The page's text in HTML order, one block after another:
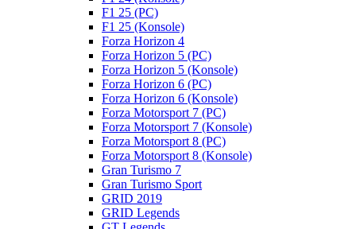
F1 25 (PC)
F1 25 (Konsole)
Forza Horizon 4
Forza Horizon 5 (PC)
Forza Horizon 5 (Konsole)
Forza Horizon 6 (PC)
Forza Horizon 6 (Konsole)
Forza Motorsport 7 (PC)
Forza Motorsport 7 (Konsole)
Forza Motorsport 8 (PC)
Forza Motorsport 8 (Konsole)
Gran Turismo 7
Gran Turismo Sport
GRID 2019
GRID Legends